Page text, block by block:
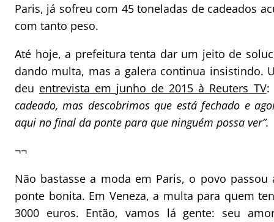
Paris, já sofreu com 45 toneladas de cadeados
com tanto peso.
Até hoje, a prefeitura tenta dar um jeito de
dando multa, mas a galera continua insistindo.
deu entrevista em junho de 2015 à Reuters TV:
cadeado, mas descobrimos que está fechado e
aqui no final da ponte para que ninguém possa ver”.
¬¬
Não bastasse a moda em Paris, o povo
ponte bonita. Em Veneza, a multa para quem
3000 euros. Então, vamos lá gente: seu